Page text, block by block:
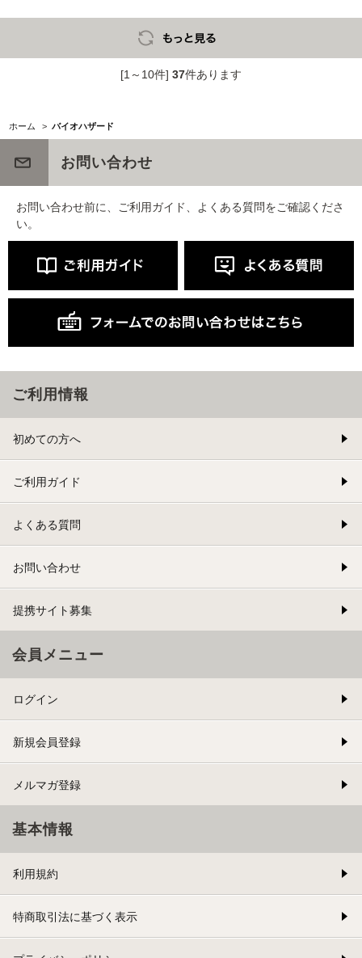
[1～10件] 37件あります
ホーム > バイオハザード
お問い合わせ
お問い合わせ前に、ご利用ガイド、よくある質問をご確認くださ
い。
ご利用情報
初めての方へ
ご利用ガイド
よくある質問
お問い合わせ
提携サイト募集
会員メニュー
ログイン
新規会員登録
メルマガ登録
基本情報
利用規約
特商取引法に基づく表示